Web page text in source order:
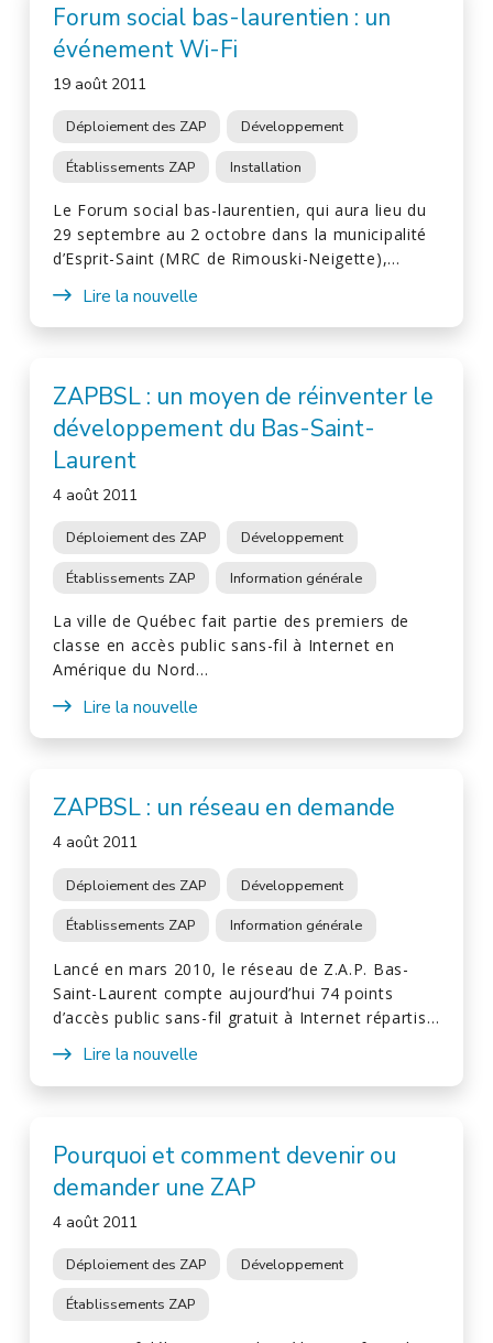
Forum social bas-laurentien : un
événement Wi-Fi
19 août 2011
Déploiement des ZAP Développement
Établissements ZAP Installation
Le Forum social bas-laurentien, qui aura lieu du
29 septembre au 2 octobre dans la municipalité
d’Esprit-Saint (MRC de Rimouski-Neigette),…
Lire la nouvelle
ZAPBSL : un moyen de réinventer le
développement du Bas-Saint-
Laurent
4 août 2011
Déploiement des ZAP Développement
Établissements ZAP Information générale
La ville de Québec fait partie des premiers de
classe en accès public sans-fil à Internet en
Amérique du Nord…
Lire la nouvelle
ZAPBSL : un réseau en demande
4 août 2011
Déploiement des ZAP Développement
Établissements ZAP Information générale
Lancé en mars 2010, le réseau de Z.A.P. Bas-
Saint-Laurent compte aujourd’hui 74 points
d’accès public sans-fil gratuit à Internet répartis…
Lire la nouvelle
Pourquoi et comment devenir ou
demander une ZAP
4 août 2011
Déploiement des ZAP Développement
Établissements ZAP